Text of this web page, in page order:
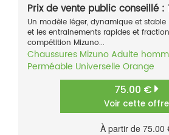
Prix de vente public conseillé :
Un modèle léger, dynamique et
et les entrainements rapides et
compétition Mizuno...
Chaussures MizunoAdulte
Perméable Universelle Orange
75.00 €
Voir cette offre
À partir de 75.00